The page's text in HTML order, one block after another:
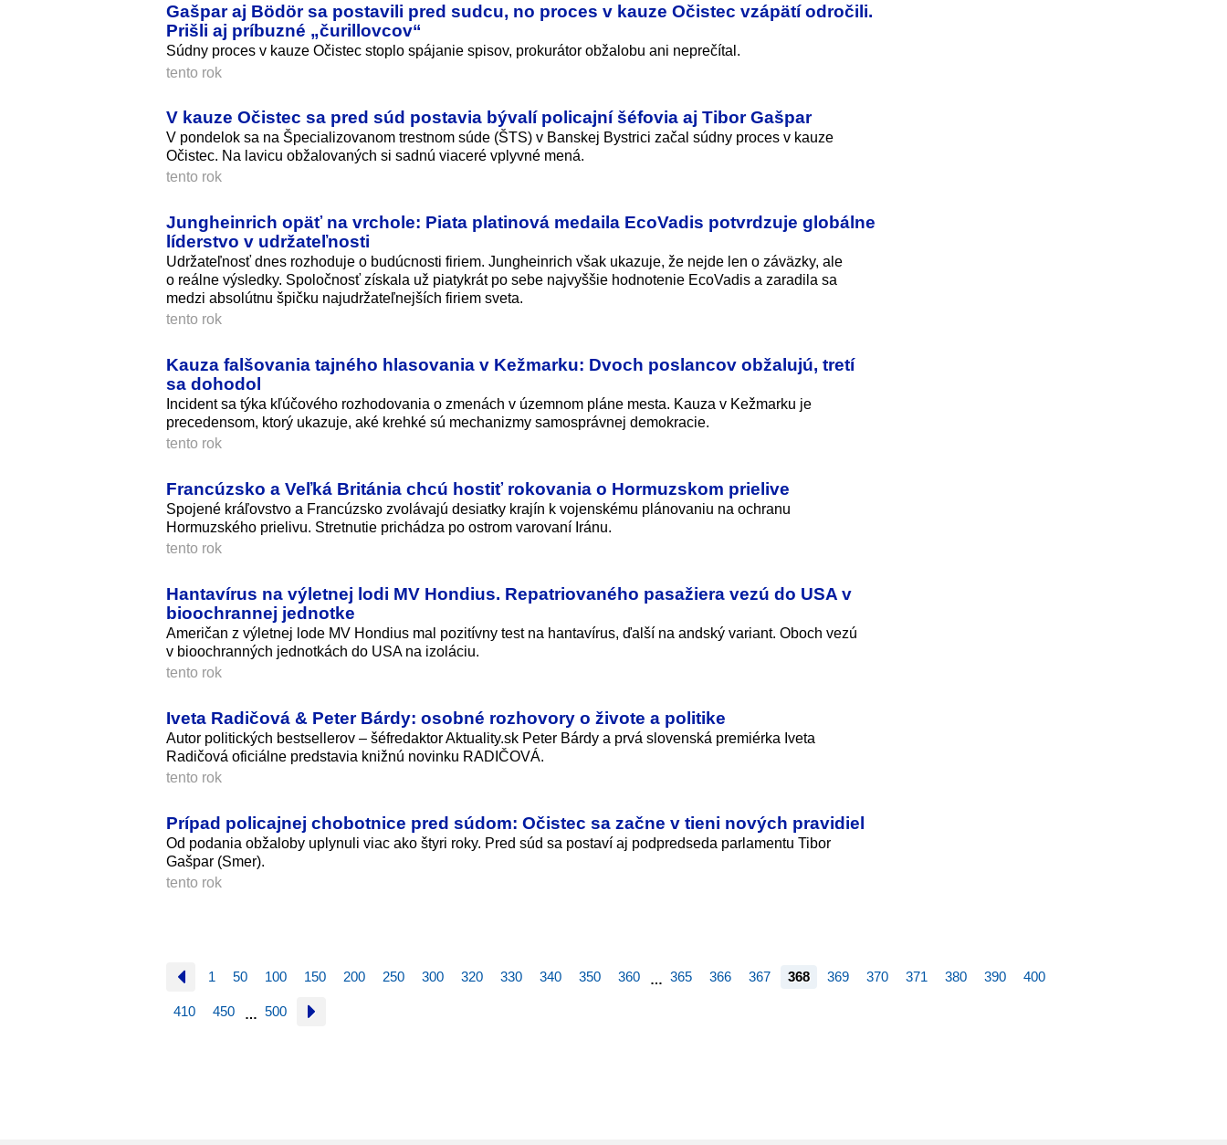
Gašpar aj Bödör sa postavili pred sudcu, no proces v kauze Očistec vzápätí odročili.
Prišli aj príbuzné „čurillovcov“
Súdny proces v kauze Očistec stoplo spájanie spisov, prokurátor obžalobu ani neprečítal.
tento rok
V kauze Očistec sa pred súd postavia bývalí policajní šéfovia aj Tibor Gašpar
V pondelok sa na Špecializovanom trestnom súde (ŠTS) v Banskej Bystrici začal súdny proces v kauze
Očistec. Na lavicu obžalovaných si sadnú viaceré vplyvné mená.
tento rok
Jungheinrich opäť na vrchole: Piata platinová medaila EcoVadis potvrdzuje globálne
líderstvo v udržateľnosti
Udržateľnosť dnes rozhoduje o budúcnosti firiem. Jungheinrich však ukazuje, že nejde len o záväzky, ale
o reálne výsledky. Spoločnosť získala už piatykrát po sebe najvyššie hodnotenie EcoVadis a zaradila sa
medzi absolútnu špičku najudržateľnejších firiem sveta.
tento rok
Kauza falšovania tajného hlasovania v Kežmarku: Dvoch poslancov obžalujú, tretí
sa dohodol
Incident sa týka kľúčového rozhodovania o zmenách v územnom pláne mesta. Kauza v Kežmarku je
precedensom, ktorý ukazuje, aké krehké sú mechanizmy samosprávnej demokracie.
tento rok
Francúzsko a Veľká Británia chcú hostiť rokovania o Hormuzskom prielive
Spojené kráľovstvo a Francúzsko zvolávajú desiatky krajín k vojenskému plánovaniu na ochranu
Hormuzského prielivu. Stretnutie prichádza po ostrom varovaní Iránu.
tento rok
Hantavírus na výletnej lodi MV Hondius. Repatriovaného pasažiera vezú do USA v
bioochrannej jednotke
Američan z výletnej lode MV Hondius mal pozitívny test na hantavírus, ďalší na andský variant. Oboch vezú
v bioochranných jednotkách do USA na izoláciu.
tento rok
Iveta Radičová & Peter Bárdy: osobné rozhovory o živote a politike
Autor politických bestsellerov – šéfredaktor Aktuality.sk Peter Bárdy a prvá slovenská premiérka Iveta
Radičová oficiálne predstavia knižnú novinku RADIČOVÁ.
tento rok
Prípad policajnej chobotnice pred súdom: Očistec sa začne v tieni nových pravidiel
Od podania obžaloby uplynuli viac ako štyri roky. Pred súd sa postaví aj podpredseda parlamentu Tibor
Gašpar (Smer).
tento rok
1 50 100 150 200 250 300 320 330 340 350 360 … 365 366 367 368 369 370 371 380 390 400
410 450 … 500